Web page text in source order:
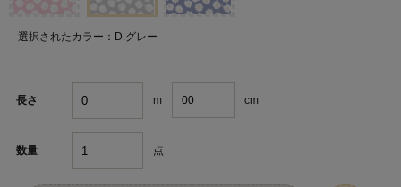
選択されたカラー：D.グレー
長さ m cm
数量 点